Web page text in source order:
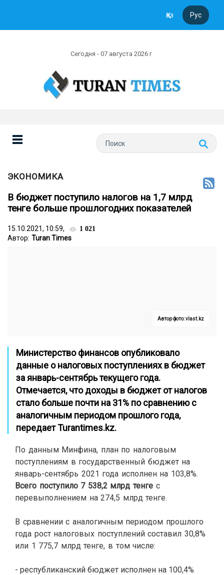
Қаз Рус
Сегодня - 07 августа 2026 г
ЭКОНОМИКА
В бюджет поступило налогов на 1,7 млрд
тенге больше прошлогодних показателей
15.10.2021, 10:59, 1 021
Автор: Turan Times
Автор фото: vlast.kz
Министерство финансов опубликовало
данные о налоговых поступлениях в бюджет
за январь-сентябрь текущего года.
Отмечается, что доходы в бюджет от налогов
стало больше почти на 31% по сравнению с
аналогичным периодом прошлого года,
передаетTurantimes.kz.
По данным Минфина, план по налоговым
поступлениям в государственный бюджет на
январь-сентябрь 2021 года исполнен на 103,8%.
Всего поступило 7 538,2 млрд тенге с
перевыполнением на 274,5 млрд тенге.
В сравнении с аналогичным периодом прошлого
года рост налоговых поступлений составил 30,8%
или 1 775,7 млрд тенге, в том числе:
- республиканский бюджет исполнен на 100,4%